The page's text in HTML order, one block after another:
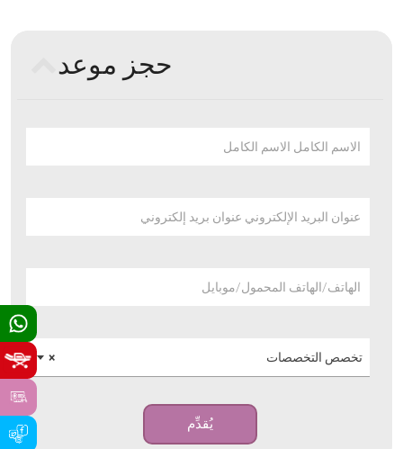
حجز موعد
الاسم الكامل الاسم الكامل
عنوان البريد الإلكتروني عنوان بريد إلكتروني
الهاتف/الهاتف المحمول/موبايل
× تخصص التخصصات
يُقدِّم